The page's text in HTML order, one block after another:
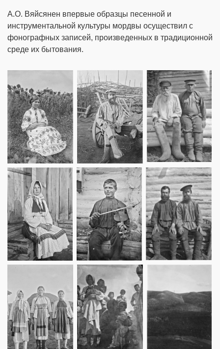
А.О. Вяйсянен впервые образцы песенной и
инструментальной культуры мордвы осуществил с
фонографных записей, произведенных в традиционной
среде их бытования.